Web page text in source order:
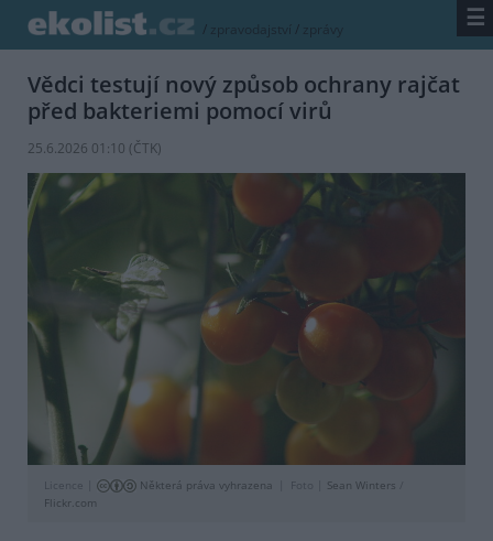
/ zpravodajství / zprávy ☰
Vědci testují nový způsob ochrany rajčat
před bakteriemi pomocí virů
25.6.2026 01:10 (ČTK)
Licence | Některá práva vyhrazena Foto | Sean Winters
Flickr.com